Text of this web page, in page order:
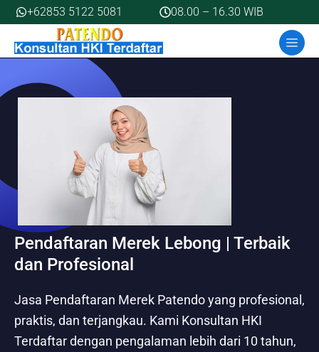
Skip
to
content
+62853 5122 5081 08.00 – 16.30 WIB
Pendaftaran Merek Lebong | Terbaik
dan Profesional
Jasa Pendaftaran Merek Patendo yang profesional,
praktis, dan terjangkau. Kami Konsultan HKI
Terdaftar dengan pengalaman lebih dari 10 tahun,